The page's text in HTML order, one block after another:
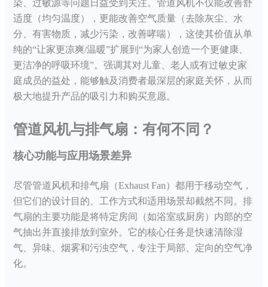
染、过敏源等问题日益受到关注。管道风机不仅能改善舒
适度（均匀温度），更能改善空气质量（去除灰尘、水
分、有害物质，减少污染，改善哮喘），这使其价值从单
纯的“让家更凉爽/温暖”扩展到“为家人创造一个更健康、
更洁净的呼吸环境”。强调其对儿童、老人或有过敏史家
庭成员的益处，能够触及消费者最深层的家庭关怀，从而
极大地提升产品的吸引力和购买意愿。
管道风机与排气扇：有何不同？
核心功能与应用场景差异
尽管管道风机和排气扇（Exhaust Fan）都用于移动空气，
但它们的设计目的、工作方式和适用场景却截然不同。排
气扇的主要功能是将特定房间（如浴室或厨房）内部的空
气抽出并直接排放到室外。它的核心任务是快速清除湿
气、异味、烟雾和污浊空气，专注于局部、定向的空气净
化。